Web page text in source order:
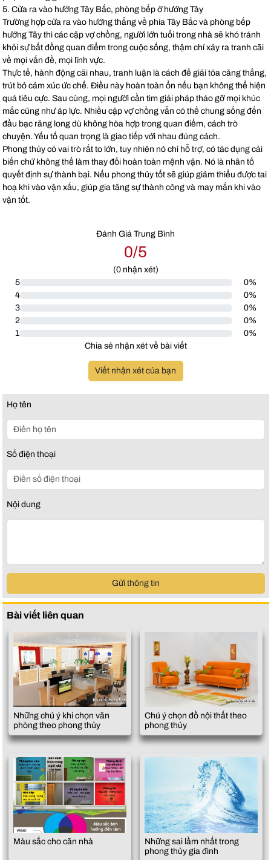
5. Cửa ra vào hướng Tây Bắc, phòng bếp ở hướng Tây
Trường hợp cửa ra vào hướng thẳng về phía Tây Bắc và phòng bếp
hướng Tây thì các cặp vợ chồng, người lớn tuổi trong nhà sẽ khó tránh
khỏi sự bất đồng quan điểm trong cuộc sống, thậm chí xảy ra tranh cãi
về mọi vấn đề, mọi lĩnh vực.
Thực tế, hành động cãi nhau, tranh luận là cách để giải tỏa căng thẳng,
trút bỏ cảm xúc ức chế. Điều này hoàn toàn ổn nếu bạn không thể hiện
quá tiêu cực. Sau cùng, mọi người cần tìm giải pháp tháo gỡ mọi khúc
mắc cũng như áp lực. Nhiều cặp vợ chồng vẫn có thể chung sống đến
đầu bạc răng long dù không hòa hợp trong quan điểm, cách trò
chuyện. Yếu tố quan trọng là giao tiếp với nhau đúng cách.
Phong thủy có vai trò rất to lớn, tuy nhiên nó chỉ hỗ trợ, có tác dụng cải
biến chứ không thể làm thay đổi hoàn toàn mệnh vận. Nó là nhân tố
quyết định sự thành bại. Nếu phong thủy tốt sẽ giúp giảm thiểu được tai
hoạ khi vào vận xấu, giúp gia tăng sự thành công và may mắn khi vào
vận tốt.
Đánh Giá Trung Bình
0/5
(0nhận xét)
5
0%
4
0%
3
0%
2
0%
1
0%
Chia sẻ nhận xét về bài viết
Viết nhận xét của bạn
Họ tên
Số điện thoại
Nội dung
Gửi thông tin
Bài viết liên quan
Những chú ý khi chọn văn
phòng theo phong thủy
Chú ý chọn đồ nội thất theo
phong thủy
Màu sắc cho căn nhà
Những sai lầm nhất trong
phong thủy gia đình